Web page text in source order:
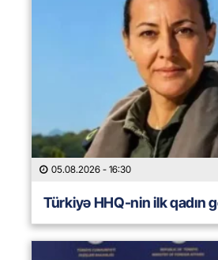
05.08.2026 - 16:30
Türkiyə HHQ-nin ilk qadın